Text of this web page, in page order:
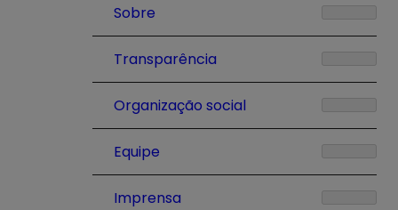
Sobre
Transparência
Organização social
Equipe
Imprensa